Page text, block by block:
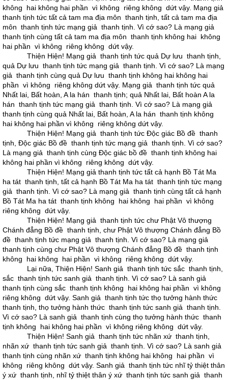
không hai không hai phần vì không riêng không dứt vậy. Mạng giả
thanh tịnh tức tất cả tam ma địa môn thanh tịnh, tất cả tam ma địa
môn thanh tịnh tức mạng giả thanh tịnh. Vì cớ sao? Là mạng giả
thanh tịnh cùng tất cả tam ma địa môn thanh tịnh không hai không
hai phần vì không riêng không dứt vậy.
Thiện Hiện! Mạng giả thanh tịnh tức quả Dự lưu thanh tịnh,
quả Dự lưu thanh tịnh tức mạng giả thanh tịnh. Vì cớ sao? Là mạng
giả thanh tịnh cùng quả Dự lưu thanh tịnh không hai không hai
phần vì không riêng không dứt vậy. Mạng giả thanh tịnh tức quả
Nhất lai, Bất hoàn, A la hán thanh tịnh; quả Nhất lai, Bất hoàn A la
hán thanh tịnh tức mạng giả thanh tịnh. Vì cớ sao? Là mạng giả
thanh tịnh cùng quả Nhất lai, Bất hoàn, A la hán thanh tịnh không
hai không hai phần vì không riêng không dứt vậy.
Thiện Hiện! Mạng giả thanh tịnh tức Ðộc giác Bồ đề thanh
tịnh, Ðộc giác Bồ đề thanh tịnh tức mạng giả thanh tịnh. Vì cớ sao?
Là mạng giả thanh tịnh cùng Ðộc giác bồ đề thanh tịnh không hai
không hai phần vì không riêng không dứt vậy.
Thiện Hiện! Mạng giả thanh tịnh tức tất cả hạnh Bồ Tát Ma
ha tát thanh tịnh, tất cả hạnh Bồ Tát Ma ha tát thanh tịnh tức mạng
giả thanh tịnh. Vì cớ sao? Là mạng giả thanh tịnh cùng tất cả hạnh
Bồ Tát Ma ha tát thanh tịnh không hai không hai phần vì không
riêng không dứt vậy.
Thiện Hiện! Mạng giả thanh tịnh tức chư Phật Vô thượng
Chánh đẳng Bồ đề thanh tịnh, chư Phật Vô thượng Chánh đẳng Bồ
đề thanh tịnh tức mạng giả thanh tịnh. Vì cớ sao? Là mạng giả
thanh tịnh cùng chư Phật Vô thượng Chánh đẳng Bồ đề thanh tịnh
không hai không hai phần vì không riêng không dứt vậy.
Lại nữa, Thiện Hiện! Sanh giả thanh tịnh tức sắc thanh tịnh,
sắc thanh tịnh tức sanh giả thanh tịnh. Vì cớ sao? Là sanh giả
thanh tịnh cùng sắc thanh tịnh không hai không hai phần vì không
riêng không dứt vậy. Sanh giả thanh tịnh tức thọ tưởng hành thức
thanh tịnh, thọ tưởng hành thức thanh tịnh tức sanh giả thanh tịnh.
Vì cớ sao? Là sanh giả thanh tịnh cùng thọ tưởng hành thức thanh
tịnh không hai không hai phần vì không riêng không dứt vậy.
Thiện Hiện! Sanh giả thanh tịnh tức nhãn xứ thanh tịnh,
nhãn xứ thanh tịnh tức sanh giả thanh tịnh. Vì cớ sao? Là sanh giả
thanh tịnh cùng nhãn xứ thanh tịnh không hai không hai phần vì
không riêng không dứt vậy. Sanh giả thanh tịnh tức nhĩ tỷ thiệt thân
ý xứ thanh tịnh, nhĩ tỷ thiệt thân ý xứ thanh tịnh tức sanh giả thanh